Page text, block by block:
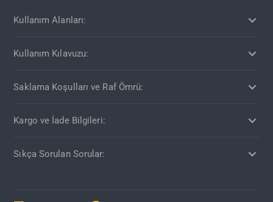
Kullanım Alanları:
Kullanım Kılavuzu:
Saklama Koşulları ve Raf Ömrü:
Kargo ve İade Bilgileri:
Sıkça Sorulan Sorular: